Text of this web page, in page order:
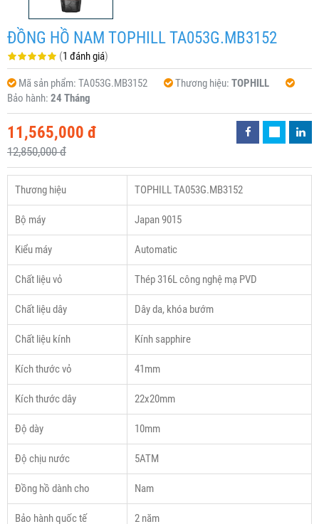
ĐỒNG HỒ NAM TOPHILL TA053G.MB3152
(1 đánh giá)
Mã sản phẩm: TA053G.MB3152 Thương hiệu: TOPHILL
Bảo hành: 24 Tháng
11,565,000 đ
12,850,000 đ
Thương hiệu TOPHILL TA053G.MB3152
Bộ máy Japan 9015
Kiểu máy Automatic
Chất liệu vỏ Thép 316L công nghệ mạ PVD
Chất liệu dây Dây da, khóa bướm
Chất liệu kính Kính sapphire
Kích thước vỏ 41mm
Kích thước dây 22x20mm
Độ dày 10mm
Độ chịu nước 5ATM
Đồng hồ dành cho Nam
Bảo hành quốc tế 2 năm